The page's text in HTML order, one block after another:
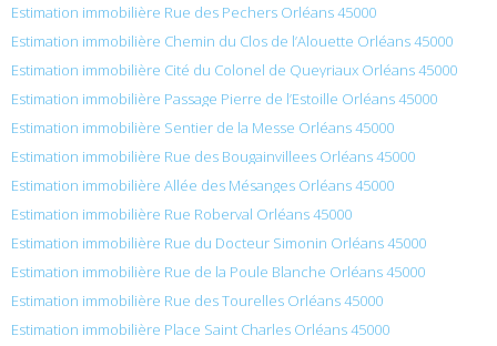
Estimation immobilière Rue des Pechers Orléans 45000
Estimation immobilière Chemin du Clos de l’Alouette Orléans 45000
Estimation immobilière Cité du Colonel de Queyriaux Orléans 45000
Estimation immobilière Passage Pierre de l’Estoille Orléans 45000
Estimation immobilière Sentier de la Messe Orléans 45000
Estimation immobilière Rue des Bougainvillees Orléans 45000
Estimation immobilière Allée des Mésanges Orléans 45000
Estimation immobilière Rue Roberval Orléans 45000
Estimation immobilière Rue du Docteur Simonin Orléans 45000
Estimation immobilière Rue de la Poule Blanche Orléans 45000
Estimation immobilière Rue des Tourelles Orléans 45000
Estimation immobilière Place Saint Charles Orléans 45000